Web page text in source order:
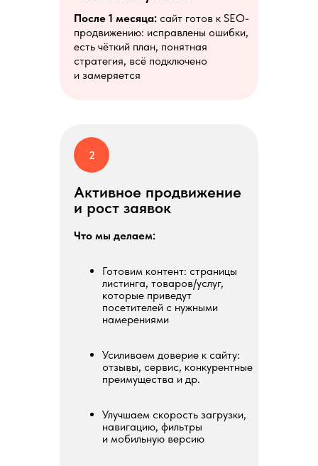
2
Активное продвижение
и рост заявок
Что мы делаем:
Готовим контент: страницы
листинга, товаров/услуг,
которые приведут
посетителей с нужными
намерениями
Усиливаем доверие к сайту:
отзывы, сервис, конкурентные
преимущества и др.
Улучшаем скорость загрузки,
навигацию, фильтры
и мобильную версию
После 1 месяца: сайт готов к SEO-
продвижению: исправлены ошибки,
есть чёткий план, понятная
стратегия, всё подключено
и замеряется